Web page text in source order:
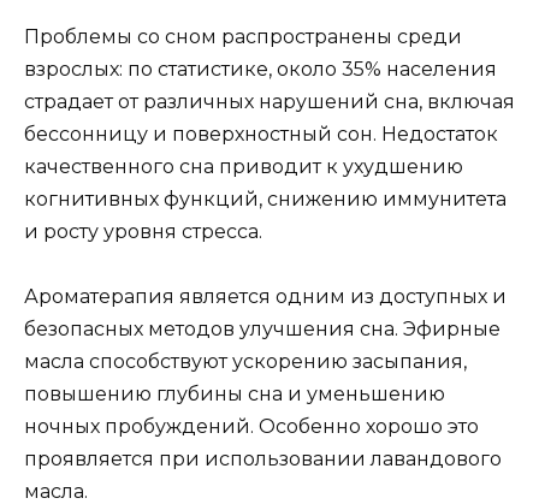
Проблемы со сном распространены среди
взрослых: по статистике, около 35% населения
страдает от различных нарушений сна, включая
бессонницу и поверхностный сон. Недостаток
качественного сна приводит к ухудшению
когнитивных функций, снижению иммунитета
и росту уровня стресса.
Ароматерапия является одним из доступных и
безопасных методов улучшения сна. Эфирные
масла способствуют ускорению засыпания,
повышению глубины сна и уменьшению
ночных пробуждений. Особенно хорошо это
проявляется при использовании лавандового
масла.